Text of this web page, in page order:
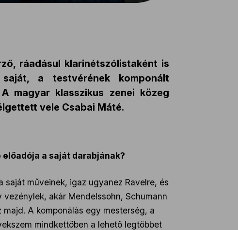
ráadásul klarinétszólistaként is
a testvérének komponált
magyar klasszikus zenei közeg
vele Csabai Máté.
előadója a saját darabjának?
műveinek, igaz ugyanez Ravelre, és
akár Mendelssohn, Schumann
A komponálás egy mesterség, a
mindkettőben a lehető legtöbbet